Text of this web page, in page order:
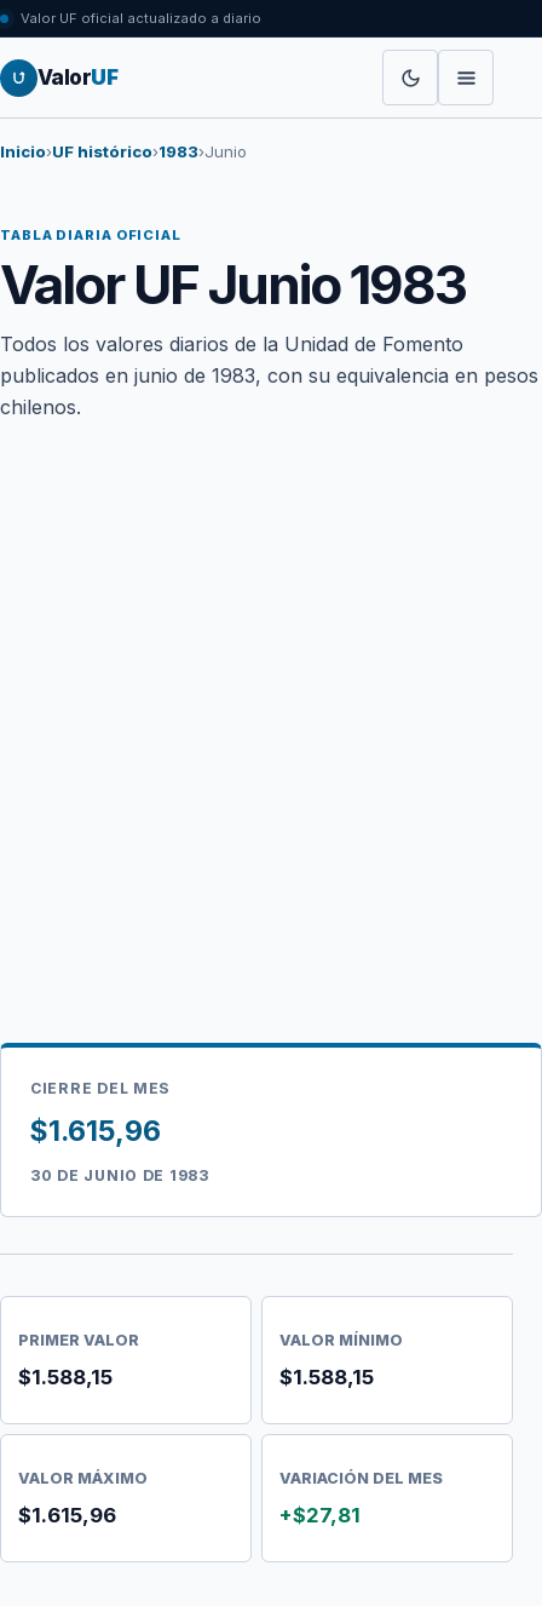
Valor UF oficial actualizado a diario
ValorUF
Inicio›UF histórico›1983›Junio
TABLA DIARIA OFICIAL
Valor UF Junio 1983
Todos los valores diarios de la Unidad de Fomento
publicados en junio de 1983, con su equivalencia en pesos
chilenos.
CIERRE DEL MES
$1.615,96
30 DE JUNIO DE 1983
PRIMER VALOR
$1.588,15
VALOR MÍNIMO
$1.588,15
VALOR MÁXIMO
$1.615,96
VARIACIÓN DEL MES
+$27,81